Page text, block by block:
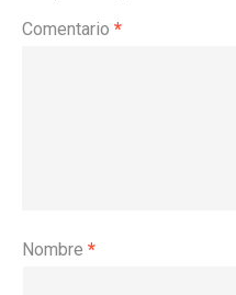
Comentario *
Nombre *